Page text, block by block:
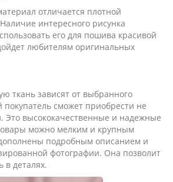
отличается плотной
интересного рисунка
его для пошива красивой
любителям оригинальных
ткань зависят от выбранного
сможет приобрести не
Это высококачественные и надежные
можно мелким и крупным
подробным описанием и
фотографии. Она позволит
в деталях.